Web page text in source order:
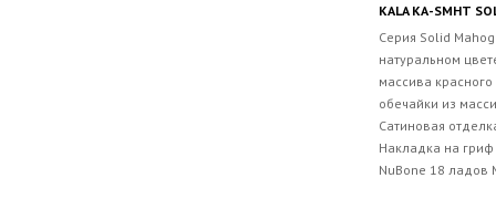
KALA KA-SMHT
Серия Solid
натуральном
массива
обечайки из
Сатиновая
Накладка на
NuBone 18 ладов